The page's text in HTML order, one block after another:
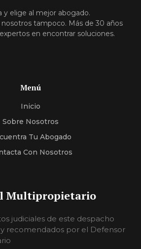
y elige al mejor abogado.
tampoco. Más de 30 años
en encontrar soluciones.
Menú
Inicio
Sobre Nosotros
Tu Abogado
Con Nosotros
Multipropietario
judiciales de este despacho
recomendados por el Defensor